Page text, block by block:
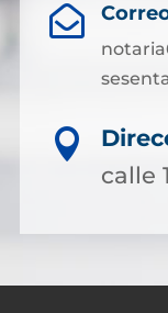


calle